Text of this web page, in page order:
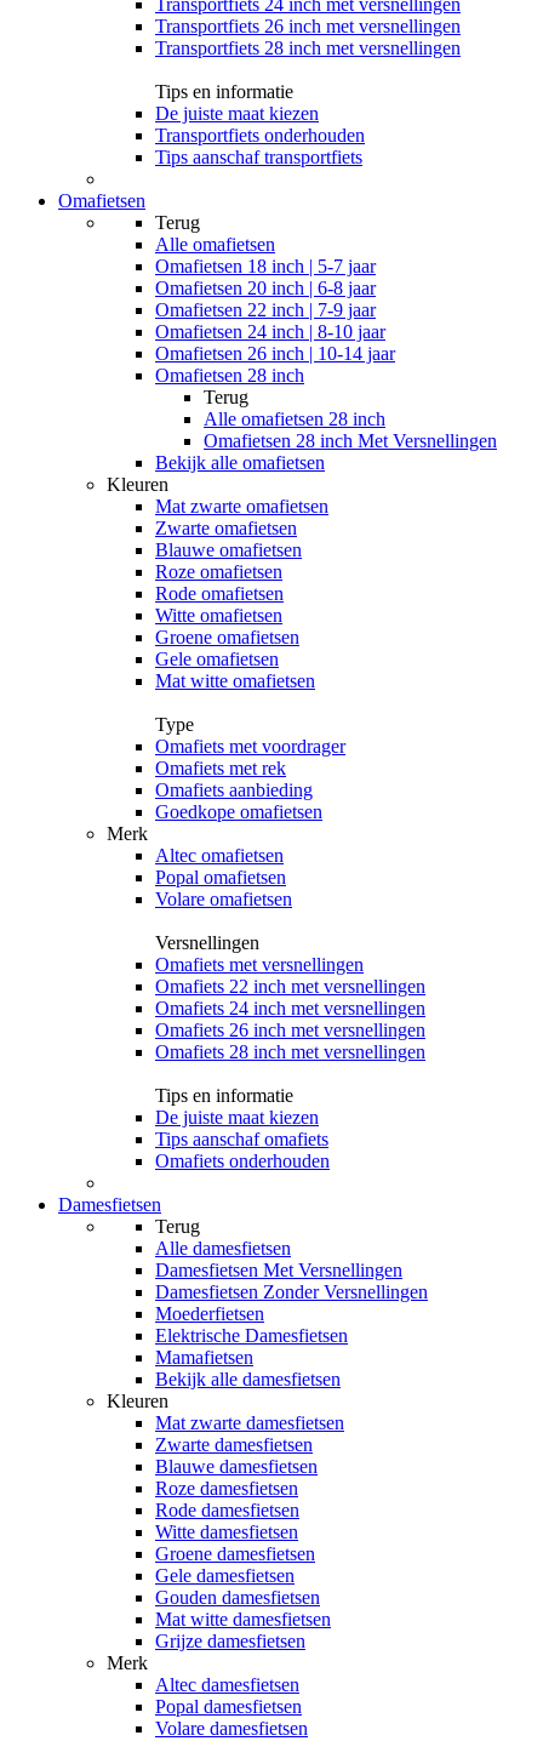
Transportfiets 24 inch met versnellingen
Transportfiets 26 inch met versnellingen
Transportfiets 28 inch met versnellingen
Tips en informatie
De juiste maat kiezen
Transportfiets onderhouden
Tips aanschaf transportfiets
Omafietsen
Terug
Alle omafietsen
Omafietsen 18 inch | 5-7 jaar
Omafietsen 20 inch | 6-8 jaar
Omafietsen 22 inch | 7-9 jaar
Omafietsen 24 inch | 8-10 jaar
Omafietsen 26 inch | 10-14 jaar
Omafietsen 28 inch
Terug
Alle omafietsen 28 inch
Omafietsen 28 inch Met Versnellingen
Bekijk alle omafietsen
Kleuren
Mat zwarte omafietsen
Zwarte omafietsen
Blauwe omafietsen
Roze omafietsen
Rode omafietsen
Witte omafietsen
Groene omafietsen
Gele omafietsen
Mat witte omafietsen
Type
Omafiets met voordrager
Omafiets met rek
Omafiets aanbieding
Goedkope omafietsen
Merk
Altec omafietsen
Popal omafietsen
Volare omafietsen
Versnellingen
Omafiets met versnellingen
Omafiets 22 inch met versnellingen
Omafiets 24 inch met versnellingen
Omafiets 26 inch met versnellingen
Omafiets 28 inch met versnellingen
Tips en informatie
De juiste maat kiezen
Tips aanschaf omafiets
Omafiets onderhouden
Damesfietsen
Terug
Alle damesfietsen
Damesfietsen Met Versnellingen
Damesfietsen Zonder Versnellingen
Moederfietsen
Elektrische Damesfietsen
Mamafietsen
Bekijk alle damesfietsen
Kleuren
Mat zwarte damesfietsen
Zwarte damesfietsen
Blauwe damesfietsen
Roze damesfietsen
Rode damesfietsen
Witte damesfietsen
Groene damesfietsen
Gele damesfietsen
Gouden damesfietsen
Mat witte damesfietsen
Grijze damesfietsen
Merk
Altec damesfietsen
Popal damesfietsen
Volare damesfietsen